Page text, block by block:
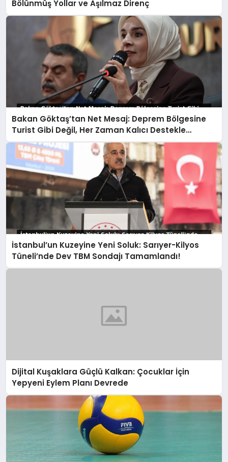
Bölünmüş Yollar ve Aşılmaz Direnç
Bakan Göktaş’tan Net Mesaj: Deprem Bölgesine
Turist Gibi Değil, Her Zaman Kalıcı Destekle
Gidiyoruz!
İstanbul’un Kuzeyine Yeni Soluk: Sarıyer-Kilyos
Tüneli’nde Dev TBM Sondajı Tamamlandı!
Dijital Kuşaklara Güçlü Kalkan: Çocuklar İçin
Yepyeni Eylem Planı Devrede